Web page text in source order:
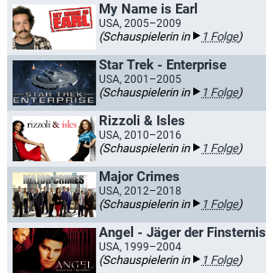
My Name is Earl
USA, 2005–2009
(Schauspielerin in 1 Folge)
Star Trek - Enterprise
USA, 2001–2005
(Schauspielerin in 1 Folge)
Rizzoli & Isles
USA, 2010–2016
(Schauspielerin in 1 Folge)
Major Crimes
USA, 2012–2018
(Schauspielerin in 1 Folge)
Angel - Jäger der Finsternis
USA, 1999–2004
(Schauspielerin in 1 Folge)